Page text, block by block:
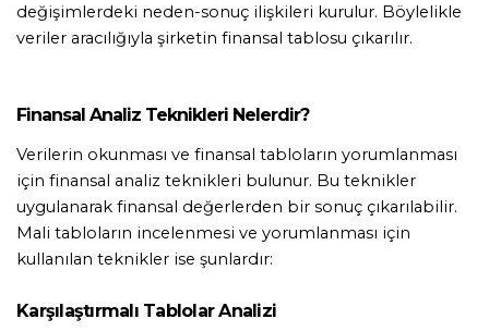
değişimlerdeki neden-sonuç ilişkileri kurulur. Böylelikle
veriler aracılığıyla şirketin finansal tablosu çıkarılır.
Finansal Analiz Teknikleri Nelerdir?
Verilerin okunması ve finansal tabloların yorumlanması
için finansal analiz teknikleri bulunur. Bu teknikler
uygulanarak finansal değerlerden bir sonuç çıkarılabilir.
Mali tabloların incelenmesi ve yorumlanması için
kullanılan teknikler ise şunlardır:
Karşılaştırmalı Tablolar Analizi